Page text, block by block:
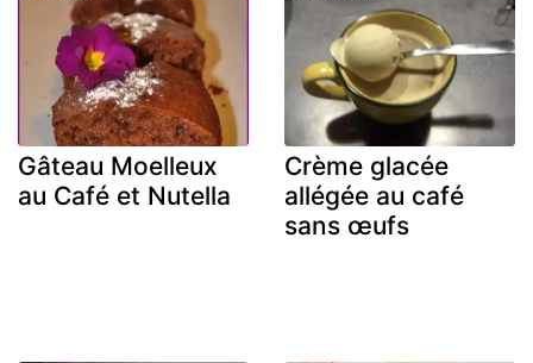
Gâteau Moelleux
au Café et Nutella
Crème glacée
allégée au café
sans œufs